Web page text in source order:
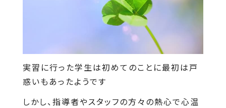
実習に行った学生は初めてのことに最初は戸
惑いもあったようです
しかし、指導者やスタッフの方々の熱心で心温